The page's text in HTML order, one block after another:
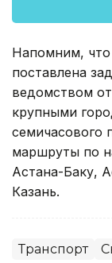
Напомним, что
поставлена
ведомством
крупными
семичасового
маршруты по
Астана-Баку,
Казань.
Транспорт